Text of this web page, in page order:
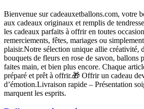
Bienvenue sur cadeauxetballons.com, votre
aux cadeaux originaux et remplis de
les cadeaux parfaits à offrir en toutes
remerciements, fêtes, mariages ou
plaisir.Notre sélection unique allie créativité,
bouquets de fleurs en rose de savon, ballons
faites main, et bien plus encore. Chaque
préparé et prêt à offrir.🎁 Offrir un cadeau
d’émotion.Livraison rapide – Présentation
marquent les esprits.